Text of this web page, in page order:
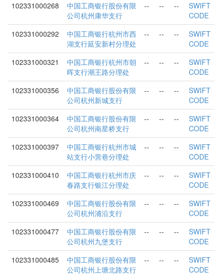
102331000268
中国工商银行股份有限
公司杭州康华支行
-- -- --
SWIFT
CODE
102331000292
中国工商银行杭州市西
湖支行延安新村分理处
-- -- --
SWIFT
CODE
102331000321
中国工商银行杭州市朝
晖支行潮王路分理处
-- -- --
SWIFT
CODE
102331000356
中国工商银行股份有限
公司杭州新城支行
-- -- --
SWIFT
CODE
102331000364
中国工商银行股份有限
公司杭州南星桥支行
-- -- --
SWIFT
CODE
102331000397
中国工商银行杭州市城
站支行小营巷分理处
-- -- --
SWIFT
CODE
102331000410
中国工商银行杭州市庆
春路支行银江分理处
-- -- --
SWIFT
CODE
102331000469
中国工商银行股份有限
公司杭州浦沿支行
-- -- --
SWIFT
CODE
102331000477
中国工商银行股份有限
公司杭州九堡支行
-- -- --
SWIFT
CODE
102331000485
中国工商银行股份有限
公司杭州上塘北路支行
-- -- --
SWIFT
CODE